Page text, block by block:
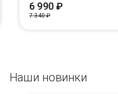
6 990 ₽
7 340 ₽
Наши новинки